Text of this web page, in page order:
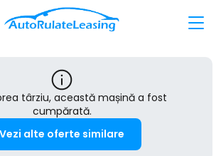
târziu, această mașină a fost
cumpărată.
Vezi alte oferte similare